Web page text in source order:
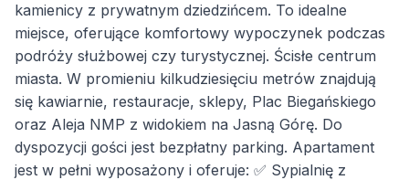
kamienicy z prywatnym dziedzińcem. To idealne
miejsce, oferujące komfortowy wypoczynek podczas
podróży służbowej czy turystycznej. Ścisłe centrum
miasta. W promieniu kilkudziesięciu metrów znajdują
się kawiarnie, restauracje, sklepy, Plac Biegańskiego
oraz Aleja NMP z widokiem na Jasną Górę. Do
dyspozycji gości jest bezpłatny parking. Apartament
jest w pełni wyposażony i oferuje: ✅ Sypialnię z